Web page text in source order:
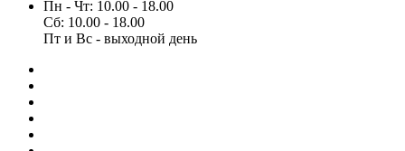
Пн - Чт: 10.00 - 18.00
Сб: 10.00 - 18.00
Пт и Вс - выходной день